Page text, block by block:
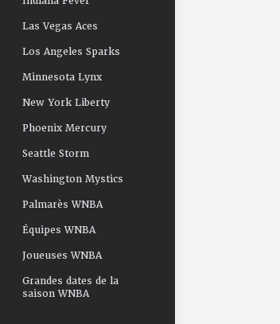
Las Vegas Aces
Los Angeles Sparks
Minnesota Lynx
New York Liberty
Phoenix Mercury
Seattle Storm
Washington Mystics
Palmarès WNBA
Équipes WNBA
Joueuses WNBA
Grandes dates de la
saison WNBA